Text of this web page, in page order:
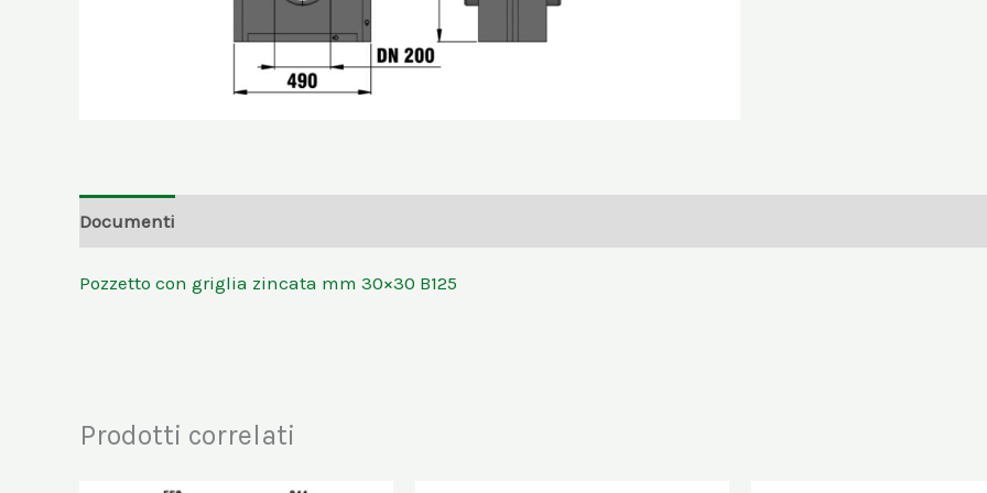
Documenti
Pozzetto con griglia zincata mm 30×30 B125
Prodotti correlati